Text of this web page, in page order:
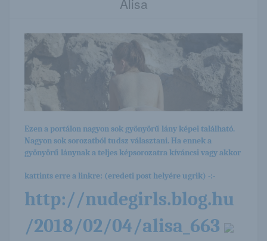
Ezen a portálon nagyon sok gyönyörű lány képei található.
Nagyon sok sorozatból tudsz választani. Ha ennek a
gyönyörű lánynak a teljes képsorozatra kíváncsi vagy akkor
kattints erre a linkre: (eredeti post helyére ugrik) -:-
http://nudegirls.blog.hu
/2018/02/04/alisa_663